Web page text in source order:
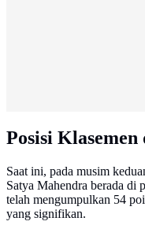
Posisi
Saat ini, pada musim
Satya Mahendra berada di
telah mengumpulkan 54
yang signifikan.